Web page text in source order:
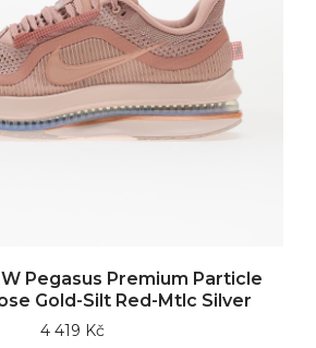
Pegasus Premium Particle
Gold-Silt Red-Mtlc Silver
4 419 Kč